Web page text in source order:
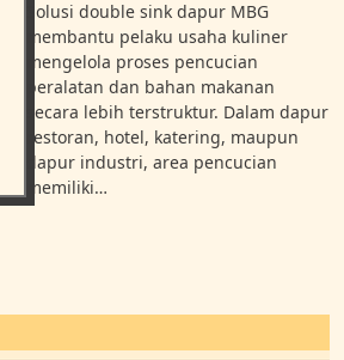
membantu pelaku usaha kuliner
mengelola proses pencucian
peralatan dan bahan makanan
secara lebih terstruktur. Dalam dapur
restoran, hotel, katering, maupun
dapur industri, area pencucian
memiliki…